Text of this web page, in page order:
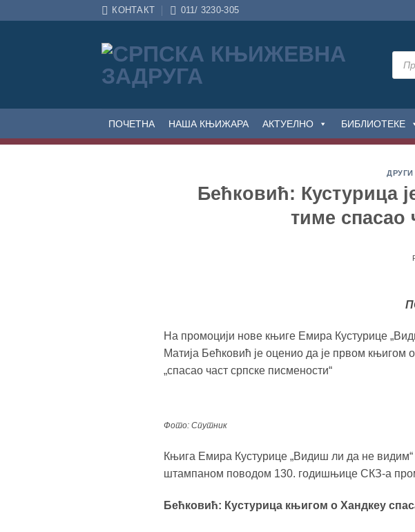
КОНТАКТ 011/ 3230-305
ПОЧЕТНА НАША КЊИЖАРА АКТУЕЛНО БИБЛИОТЕКЕ
Бећковић: Кустурица
тиме спасао
На промоцији нове књиге Емира Кустурице
Матија Бећковић је оценио да је првом књигом
„спасао част српске писмености“
Фото: Спутник
Књига Емира Кустурице „Видиш ли да не
штампаном поводом 130. годишњице СКЗ-а
Бећковић: Кустурица књигом о Хандкеу